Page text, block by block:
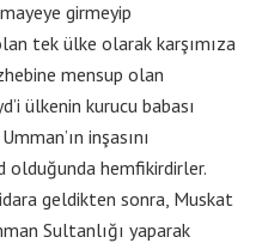
girmeyip
tek ülke olarak karşımıza
mensup olan
ülkenin kurucu babası
inşasını
olduğunda hemfikirdirler.
geldikten sonra, Muskat
Sultanlığı yaparak